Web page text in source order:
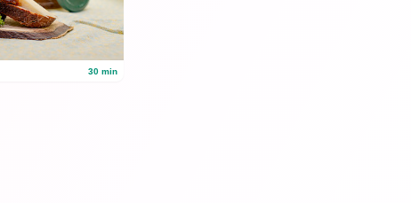
30 min